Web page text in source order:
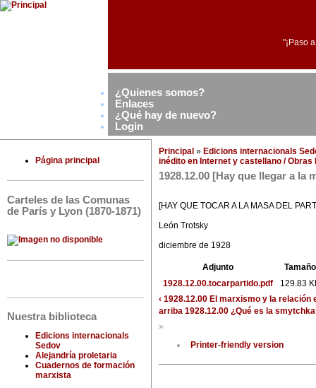
"¡Paso
¿Quienes somos?
Enlaces
¿Qué hay de nuevo?
Login
Página principal
Carteles de las Comunas
de París y Lyon (1870-1871)
Nuestra biblioteca
Edicions internacionals
Sedov
Alejandría proletaria
Cuadernos de formación
marxista
Principal » Edicions internacionals
inédito en Internet y castellano / Obras
1928.12.00 [Hay que llegar a la
[HAY QUE TOCAR A LA MASA DEL
León Trotsky
diciembre de 1928
Adjunto
Tamaño
1928.12.00.tocarpartido.pdf
129.83
‹ 1928.12.00 El marxismo y la
arriba 1928.12.00 ¿Qué es la
»
Printer-friendly version